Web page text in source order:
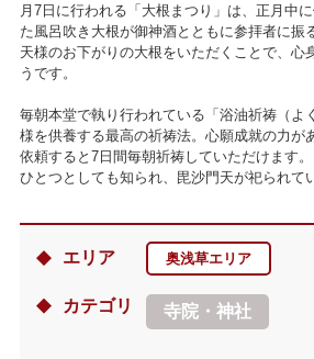
月7日に行われる「大根まつり」は、正月中
た風呂吹き大根が御神酒とともに参拝者に振
天様のお下がりの大根をいただくことで、心
うです。
毎朝本堂で執り行われている「浴油祈祷（よ
様を供養する最高の祈祷法。心願成就の力が
依頼すると7日間毎朝祈祷していただけます
ひとつとしても知られ、毘沙門天が祀られて
エリア 奥浅草エリア
カテゴリ 寺院・神社